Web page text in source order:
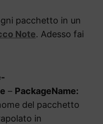
pacchetto in un
Note. Adesso fai
– PackageName:
del pacchetto
in